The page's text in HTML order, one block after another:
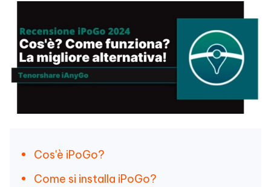
Cos'è iPoGo?
Come si installa iPoGo?